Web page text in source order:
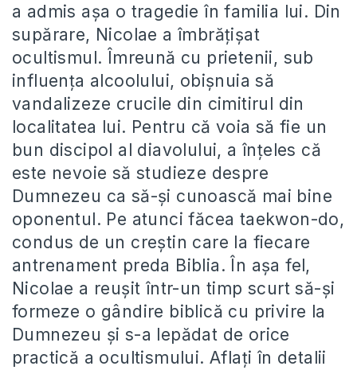
a admis așa o tragedie în familia lui. Din
supărare, Nicolae a îmbrățișat
ocultismul. Îmreună cu prietenii, sub
influența alcoolului, obișnuia să
vandalizeze crucile din cimitirul din
localitatea lui. Pentru că voia să fie un
bun discipol al diavolului, a înțeles că
este nevoie să studieze despre
Dumnezeu ca să-și cunoască mai bine
oponentul. Pe atunci făcea taekwon-do,
condus de un creștin care la fiecare
antrenament preda Biblia. În așa fel,
Nicolae a reușit într-un timp scurt să-și
formeze o gândire biblică cu privire la
Dumnezeu și s-a lepădat de orice
practică a ocultismului. Aflați în detalii